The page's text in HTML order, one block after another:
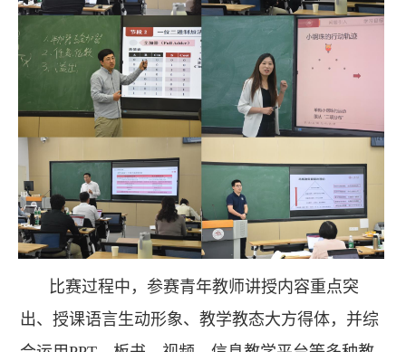
比赛过程中，参赛青年教师讲授内容重点突
出、授课语言生动形象、教学教态大方得体，并综